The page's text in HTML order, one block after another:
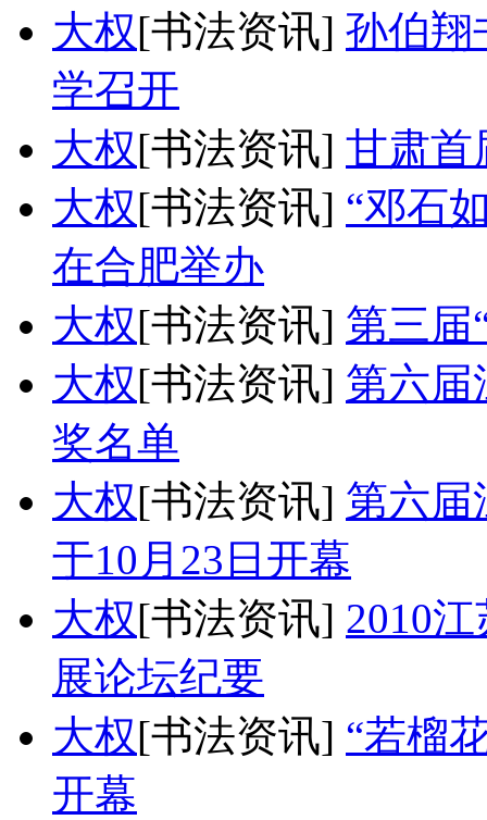
大权[书法资讯] 孙伯翔
学召开
大权[书法资讯] 甘肃首
大权[书法资讯] “邓石
在合肥举办
大权[书法资讯] 第三届
大权[书法资讯] 第六届
奖名单
大权[书法资讯] 第六届
于10月23日开幕
大权[书法资讯] 2010
展论坛纪要
大权[书法资讯] “若榴
开幕